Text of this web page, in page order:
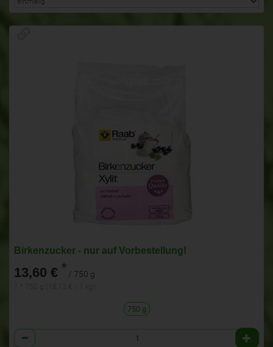
Birkenzucker - nur auf Vorbestellung!
13,60 € * / 750 g
750 g
Anzahl